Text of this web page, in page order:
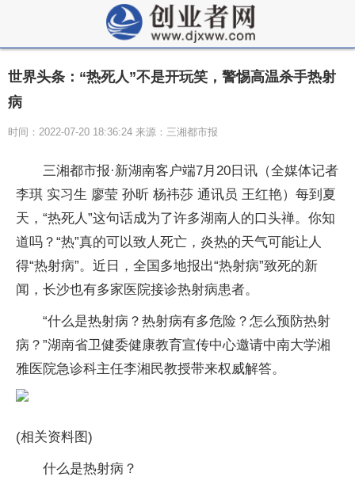
世界头条：“热死人”不是开玩笑，警惕高温杀手热射
病
时间：2022-07-20 18:36:24 来源：三湘都市报
三湘都市报·新湖南客户端7月20日讯（全媒体记者
李琪 实习生 廖莹 孙昕 杨祎莎 通讯员 王红艳）每到夏
天，“热死人”这句话成为了许多湖南人的口头禅。你知
道吗？“热”真的可以致人死亡，炎热的天气可能让人
得“热射病”。近日，全国多地报出“热射病”致死的新
闻，长沙也有多家医院接诊热射病患者。
“什么是热射病？热射病有多危险？怎么预防热射
病？”湖南省卫健委健康教育宣传中心邀请中南大学湘
雅医院急诊科主任李湘民教授带来权威解答。
(相关资料图)
什么是热射病？